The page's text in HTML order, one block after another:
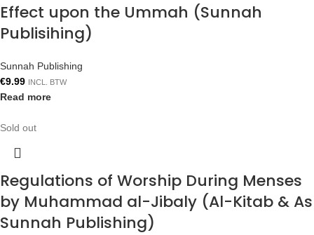
Effect upon the Ummah (Sunnah
Publisihing)
Sunnah Publishing
€9.99 INCL. BTW
Read more
Sold out
Regulations of Worship During Menses
by Muhammad al-Jibaly (Al-Kitab & As
Sunnah Publishing)